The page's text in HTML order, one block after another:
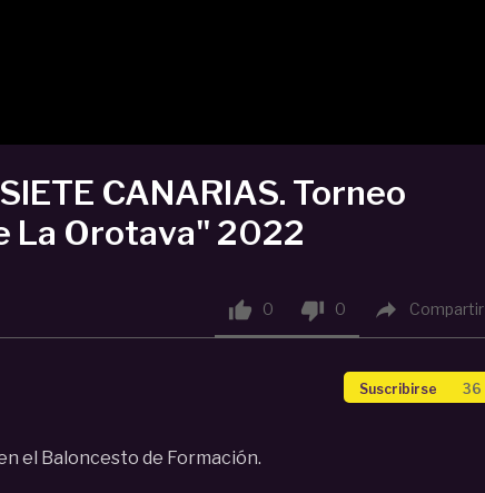
CANARIAS. Torneo
La Orotava" 2022
 0  0  Compartir
Suscribirse 36
el Baloncesto de Formación.